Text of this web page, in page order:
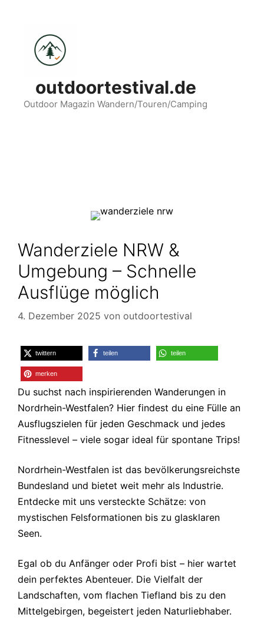
springen
outdoortestival.de
Outdoor Magazin Wandern/Touren/Camping
Wanderziele NRW &
Umgebung – Schnelle
Ausflüge möglich
4. Dezember 2025 von outdoortestival
twittern teilen teilen
merken
Du suchst nach inspirierenden Wanderungen in
Nordrhein-Westfalen? Hier findest du eine Fülle an
Ausflugszielen für jeden Geschmack und jedes
Fitnesslevel – viele sogar ideal für spontane Trips!
Nordrhein-Westfalen ist das bevölkerungsreichste
Bundesland und bietet weit mehr als Industrie.
Entdecke mit uns versteckte Schätze: von
mystischen Felsformationen bis zu glasklaren
Seen.
Egal ob du Anfänger oder Profi bist – hier wartet
dein perfektes Abenteuer. Die Vielfalt der
Landschaften, vom flachen Tiefland bis zu den
Mittelgebirgen, begeistert jeden Naturliebhaber.